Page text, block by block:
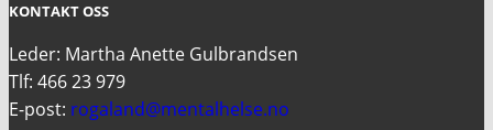
KONTAKT OSS
Leder: Martha Anette Gulbrandsen
Tlf: 466 23 979
E-post: rogaland@mentalhelse.no